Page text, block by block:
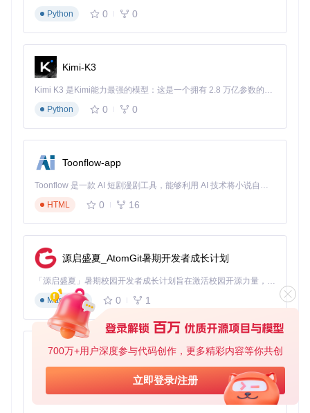
700万+用户深度参与代码创作，更多精彩内容等你共创
立即登录/注册
Python
0 0
Kimi-K3
Kimi K3 是Kimi能力最强的模型：这是一个拥有 2.8 万亿参数的混合专家（MoE）模型，具备原生视觉理解能力，并支持 100 万 token 的上下文窗口。
Python
0 0
Toonflow-app
Toonflow 是一款 AI 短剧漫剧工具，能够利用 AI 技术将小说自动转化为剧本，并结合 AI 生成的图片和视频，实现高效的短剧创作。借助 Toonflow，可以轻松完成从文字到影像的全流程，让短剧制作变得更加智能与便捷。
HTML
0 16
源启盛夏_AtomGit暑期开发者成长计划
「源启盛夏」暑期校园开发者成长计划旨在激活校园开源力量，通过积分激励、认证扶持、资源倾斜等形式，引导高校组织和开发者完成「入驻 — 建项目 — 做贡献 — 获认证 — 得资源」的完整闭环。无论你是想带领社团入驻平台的组织者，还是希望用代码贡献证明自己的开发者，都能在这里找到属于你的成长路径。
Markdown
0 1
AionUi
免费、本地、开源的 24/7 全天候 Cowork 应用，以及适用于 Gemini CLI、Claude Code、Codex、OpenCode、Qwen Code、Goose CLI、Auggie 等的 OpenClaw | 🌟 喜欢就点star吧
TypeScript
0 6